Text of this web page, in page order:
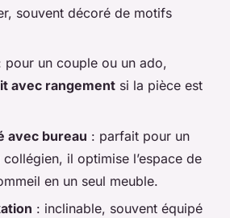
souvent décoré de motifs
pour un couple ou un ado,
avec rangement si la pièce est
avec bureau : parfait pour un
il optimise l’espace de
en un seul meuble.
: inclinable, souvent équipé